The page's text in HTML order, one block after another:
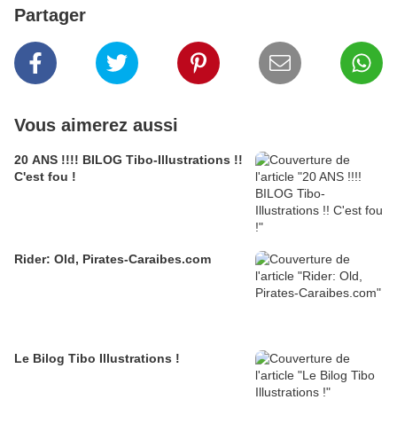
Partager
Vous aimerez aussi
20 ANS !!!! BILOG Tibo-Illustrations !!
C'est fou !
Rider: Old, Pirates-Caraibes.com
Le Bilog Tibo Illustrations !